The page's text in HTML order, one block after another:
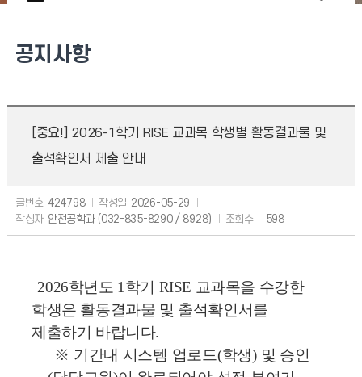
공지사항
[중요!] 2026-1학기 RISE 교과목 학생별 활동결과물 및
출석확인서 제출 안내
글번호 424798 작성일 2026-05-29
작성자 안전공학과 (032-835-8290 / 8928) 조회수 598
2026학년도 1 학기 RISE 교과목을 수강한
학생은 활동결과물 및 출석확인서를
제출하기 바랍니다.
※ 기간내 시스템 업로드(학생) 및 승인